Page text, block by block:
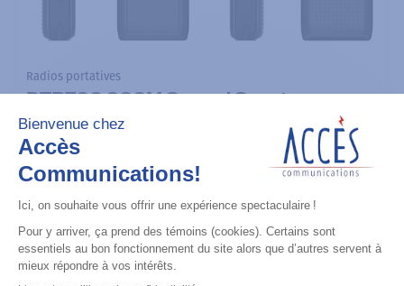
Radios portatives
DTR700 900M Spread Spectrum,
Licence Free, With Display, Limited
Keypad
Ajouter à la liste